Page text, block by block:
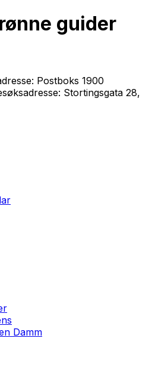
guider
Postboks 1900
Stortingsgata 28,
Damm